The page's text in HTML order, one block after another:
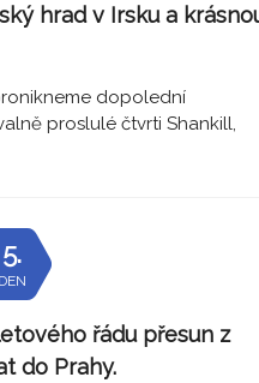
hrad v Irsku a
dopolední
proslulé čtvrti Shankill,
5.
DEN
řádu přesun z
do Prahy.